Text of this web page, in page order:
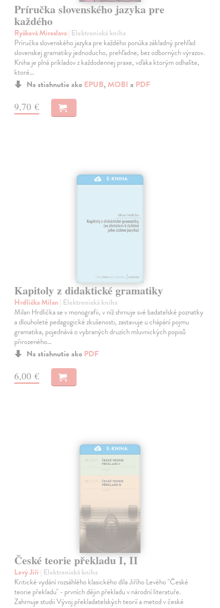
Príručka slovenského jazyka pre
každého
Ryšková Miroslava| Elektronická kniha
Príručka slovenského jazyka pre každého ponúka základný prehľad
slovenskej gramatiky jednoducho, prehľadne, bez odborných výrazov.
Kniha je plná príkladov z každodennej praxe, vďaka ktorým odhalíte,
ktoré…
Na stiahnutie ako EPUB, MOBI a PDF
9,70 €
E-KNIHA
Kapitoly z didaktické gramatiky
Hrdlička Milan | Elektronická kniha
Milan Hrdlička se v monografii, v níž shrnuje své badatelské poznatky
a dlouholeté pedagogické zkušenosti, zastavuje u chápání pojmu
gramatika, pojednává o vybraných druzích mluvnických popisů
přirozeného…
Na stiahnutie ako PDF
6,00 €
E-KNIHA
České teorie překladu I, II
Levý Jiří | Elektronická kniha
Kritické vydání rozsáhlého klasického díla Jiřího Levého "České
teorie překladu" - prvních dějin překladu v národní literatuře.
Zahrnuje studii Vývoj překladatelských teorií a metod v české